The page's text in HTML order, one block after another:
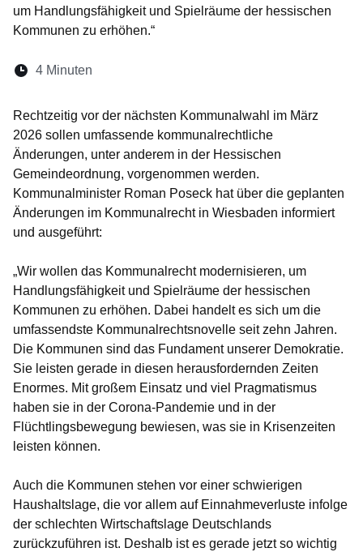
um Handlungsfähigkeit und Spielräume der hessischen
Kommunen zu erhöhen.“
Lesedauer:
4 Minuten
Rechtzeitig vor der nächsten Kommunalwahl im März
2026 sollen umfassende kommunalrechtliche
Änderungen, unter anderem in der Hessischen
Gemeindeordnung, vorgenommen werden.
Kommunalminister Roman Poseck hat über die geplanten
Änderungen im Kommunalrecht in Wiesbaden informiert
und ausgeführt:
„Wir wollen das Kommunalrecht modernisieren, um
Handlungsfähigkeit und Spielräume der hessischen
Kommunen zu erhöhen. Dabei handelt es sich um die
umfassendste Kommunalrechtsnovelle seit zehn Jahren.
Die Kommunen sind das Fundament unserer Demokratie.
Sie leisten gerade in diesen herausfordernden Zeiten
Enormes. Mit großem Einsatz und viel Pragmatismus
haben sie in der Corona-Pandemie und in der
Flüchtlingsbewegung bewiesen, was sie in Krisenzeiten
leisten können.
Auch die Kommunen stehen vor einer schwierigen
Haushaltslage, die vor allem auf Einnahmeverluste infolge
der schlechten Wirtschaftslage Deutschlands
zurückzuführen ist. Deshalb ist es gerade jetzt so wichtig